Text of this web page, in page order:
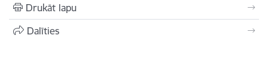
Drukāt lapu
Dalīties